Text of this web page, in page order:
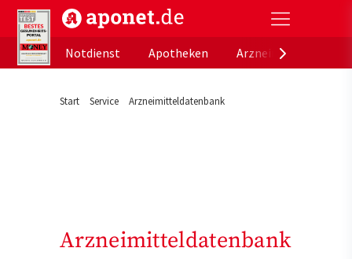
aponet.de - Das offizielle Gesundheitsportal der
Notdienst
Apotheken
Start Service Arzneimitteldatenbank
Arzneimitteldatenbank